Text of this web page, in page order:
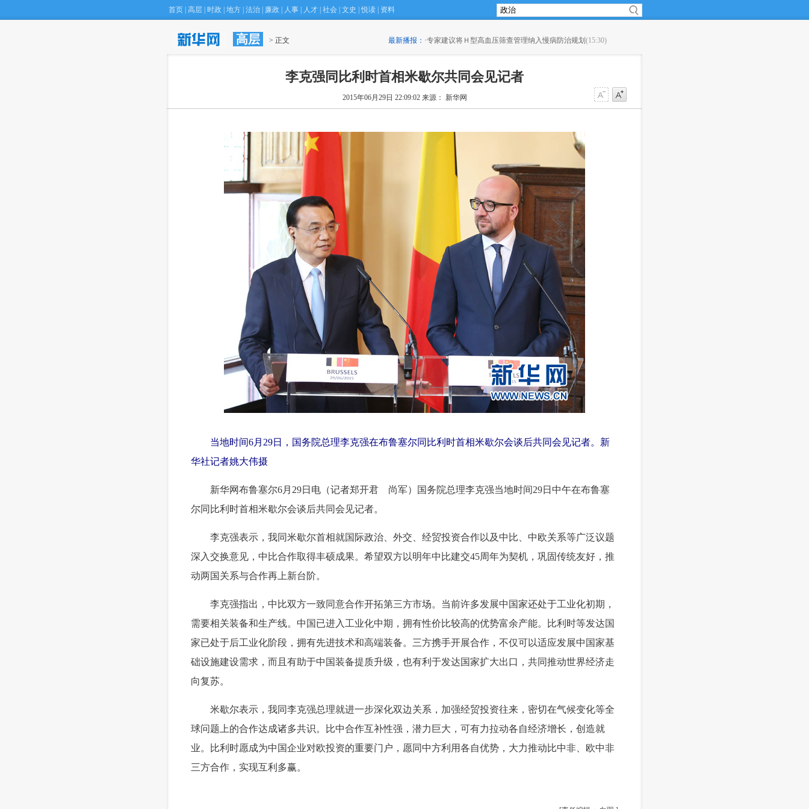
首页 高层 时政 地方 法治 廉政 人事 人才 社会 文史 悦读 资料
高层 > 正文 最新播报： ·专家建议将Ｈ型高血压筛查管理纳入慢病防治规划 (15:30)
李克强同比利时首相米歇尔共同会见记者
2015年06月29日 22:09:02 来源： 新华网
当地时间6月29日，国务院总理李克强在布鲁塞尔同比利时首相米歇尔会谈后共同会见记者。新
华社记者姚大伟摄
新华网布鲁塞尔6月29日电（记者郑开君 尚军）国务院总理李克强当地时间29日中午在布鲁塞
尔同比利时首相米歇尔会谈后共同会见记者。
李克强表示，我同米歇尔首相就国际政治、外交、经贸投资合作以及中比、中欧关系等广泛议题
深入交换意见，中比合作取得丰硕成果。希望双方以明年中比建交45周年为契机，巩固传统友好，推
动两国关系与合作再上新台阶。
李克强指出，中比双方一致同意合作开拓第三方市场。当前许多发展中国家还处于工业化初期，
需要相关装备和生产线。中国已进入工业化中期，拥有性价比较高的优势富余产能。比利时等发达国
家已处于后工业化阶段，拥有先进技术和高端装备。三方携手开展合作，不仅可以适应发展中国家基
础设施建设需求，而且有助于中国装备提质升级，也有利于发达国家扩大出口，共同推动世界经济走
向复苏。
米歇尔表示，我同李克强总理就进一步深化双边关系，加强经贸投资往来，密切在气候变化等全
球问题上的合作达成诸多共识。比中合作互补性强，潜力巨大，可有力拉动各自经济增长，创造就
业。比利时愿成为中国企业对欧投资的重要门户，愿同中方利用各自优势，大力推动比中非、欧中非
三方合作，实现互利多赢。